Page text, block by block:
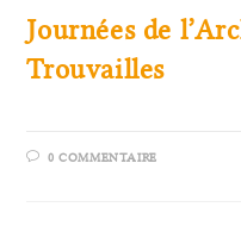
Journées de
Trouvailles
0 COMMENTAIRE